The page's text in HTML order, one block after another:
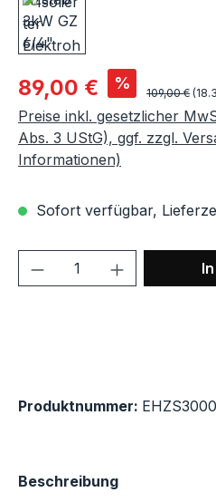
Verkaufspreis:
89,00 € % Regulärer
109,00 €
Preise inkl. gesetzlicher
Abs. 3 UStG), ggf. zzgl.
Informationen)
Sofort verfügbar,
Produkt Anzahl:
Produktnummer: EHZS3000
Beschreibung